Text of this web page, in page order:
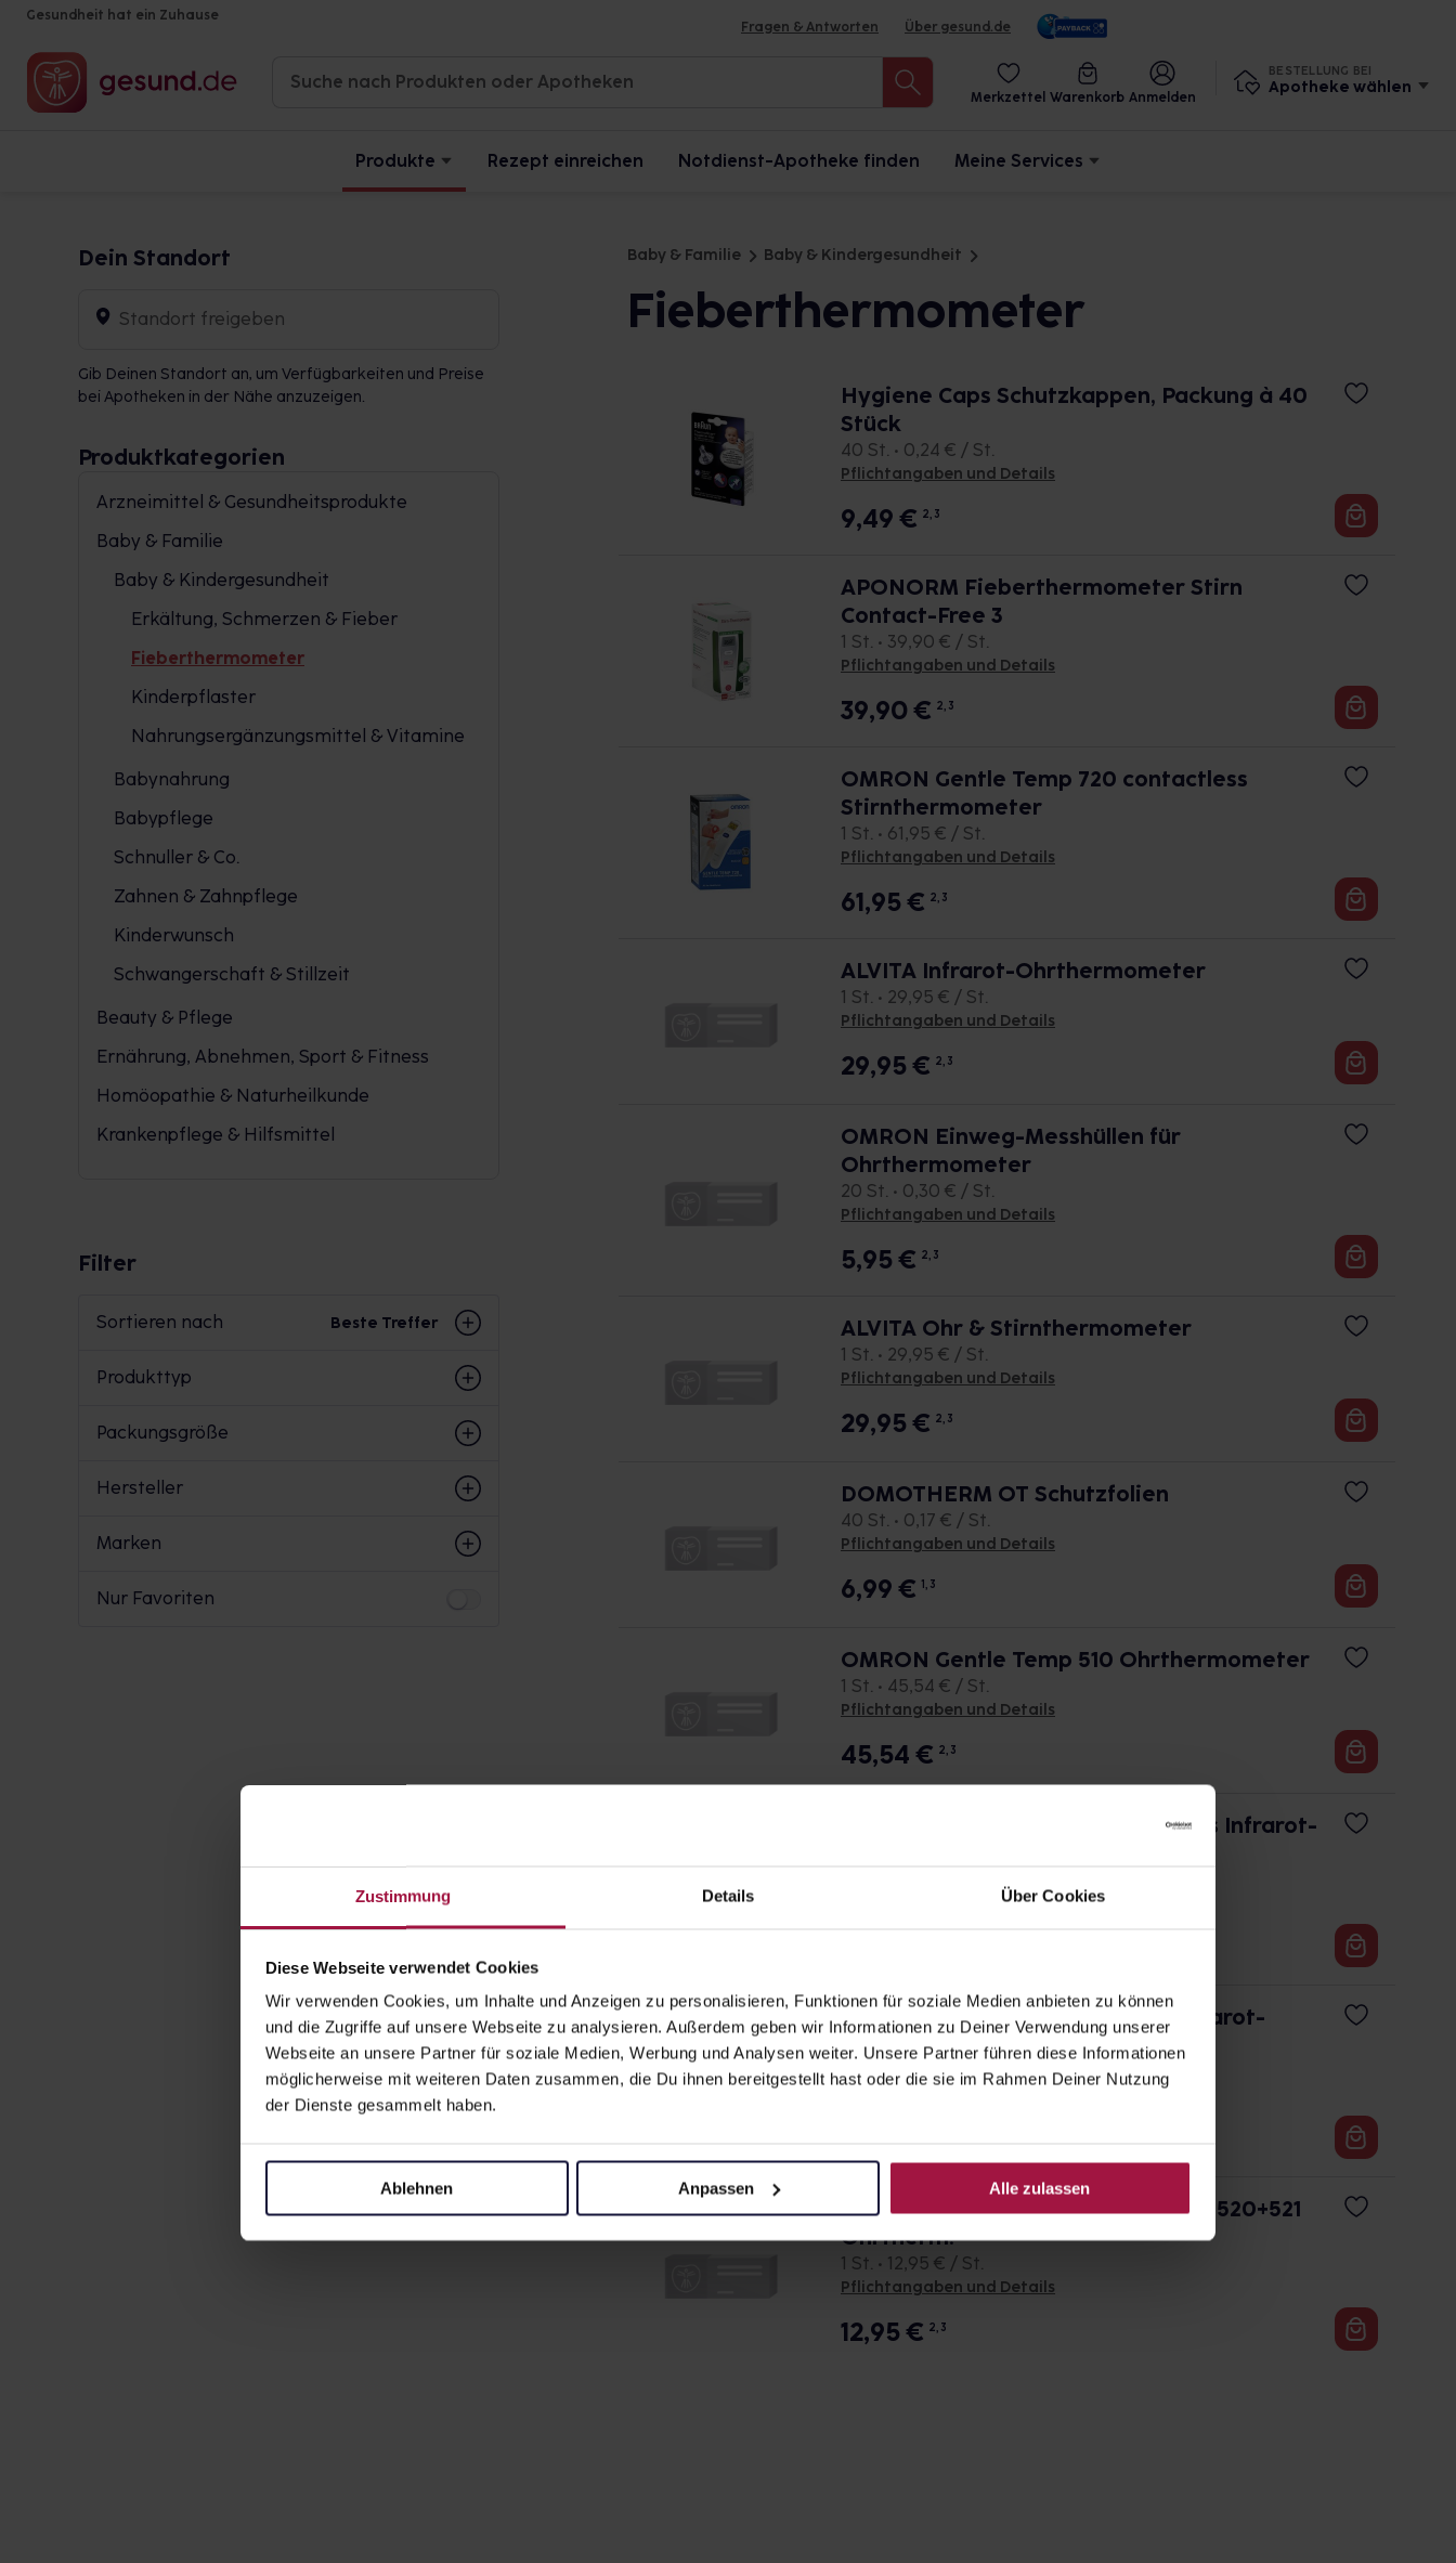
Zustimmung Details Über Cookies
Diese Webseite verwendet Cookies
Wir verwenden Cookies, um Inhalte und Anzeigen zu personalisieren, Funktionen für soziale Medien anbieten zu können
und die Zugriffe auf unsere Webseite zu analysieren. Außerdem geben wir Informationen zu Deiner Verwendung unserer
Webseite an unsere Partner für soziale Medien, Werbung und Analysen weiter. Unsere Partner führen diese Informationen
möglicherweise mit weiteren Daten zusammen, die Du ihnen bereitgestellt hast oder die sie im Rahmen Deiner Nutzung
der Dienste gesammelt haben.
Ablehnen Anpassen Alle zulassen
Gesundheit hat ein Zuhause
Fragen & Antworten Über gesund.de
Merkzettel Warenkorb Anmelden
BESTELLUNG BEI
Apotheke wählen
Produkte Rezept einreichen Notdienst-Apotheke finden Meine Services
Dein Standort
Standort freigeben
Gib Deinen Standort an, um Verfügbarkeiten und Preise
bei Apotheken in der Nähe anzuzeigen.
Produktkategorien
Arzneimittel & Gesundheitsprodukte
Baby & Familie
Baby & Kindergesundheit
Erkältung, Schmerzen & Fieber
Fieberthermometer
Kinderpflaster
Nahrungsergänzungsmittel & Vitamine
Babynahrung
Babypflege
Schnuller & Co.
Zahnen & Zahnpflege
Kinderwunsch
Schwangerschaft & Stillzeit
Beauty & Pflege
Ernährung, Abnehmen, Sport & Fitness
Homöopathie & Naturheilkunde
Krankenpflege & Hilfsmittel
Filter
Sortieren nach Beste Treffer
Produkttyp
Packungsgröße
Hersteller
Marken
Nur Favoriten
Baby & Familie Baby & Kindergesundheit
Fieberthermometer
Hygiene Caps Schutzkappen, Packung à 40
Stück
40 St. • 0,24 € / St.
Pflichtangaben und Details
9,49€ 2, 3
APONORM Fieberthermometer Stirn
Contact-Free 3
1 St. • 39,90 € / St.
Pflichtangaben und Details
39,90€ 2, 3
OMRON Gentle Temp 720 contactless
Stirnthermometer
1 St. • 61,95 € / St.
Pflichtangaben und Details
61,95€ 2, 3
ALVITA Infrarot-Ohrthermometer
1 St. • 29,95 € / St.
Pflichtangaben und Details
29,95€ 2, 3
OMRON Einweg-Messhüllen für
Ohrthermometer
20 St. • 0,30 € / St.
Pflichtangaben und Details
5,95€ 2, 3
ALVITA Ohr & Stirnthermometer
1 St. • 29,95 € / St.
Pflichtangaben und Details
29,95€ 2, 3
DOMOTHERM OT Schutzfolien
40 St. • 0,17 € / St.
Pflichtangaben und Details
6,99€ 1, 3
OMRON Gentle Temp 510 Ohrthermometer
1 St. • 45,54 € / St.
Pflichtangaben und Details
45,54€ 2, 3
OMRON Gentle Temp 520 digitales Infrarot-
Pflichtangaben und Details
OMRON Gentle Temp 521 digit.Infrarot-
Ohrtherm.3in1
1 St. • 66,90 € / St.
OMRON Messhüllen f.Gentle Temp 520+521
Ohrtherm.
1 St. • 12,95 € / St.
Pflichtangaben und Details
12,95€ 2, 3